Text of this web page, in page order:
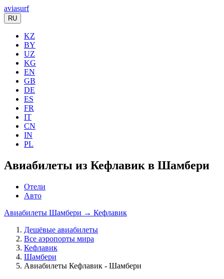
aviasurf
RU
KZ
BY
UZ
KG
EN
GB
DE
ES
FR
IT
CN
IN
PL
Авиабилеты из Кефлавик в Шамбери
Отели
Авто
Авиабилеты Шамбери → Кефлавик
Дешёвые авиабилеты
Все аэропорты мира
Кефлавик
Шамбери
Авиабилеты Кефлавик - Шамбери